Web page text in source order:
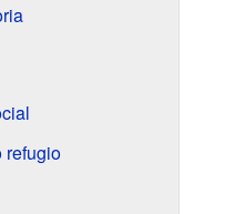
refugio